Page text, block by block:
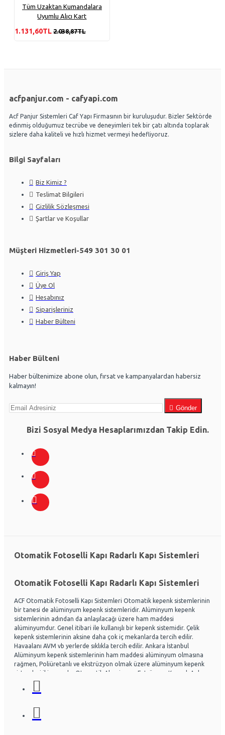
Tüm Uzaktan Kumandalara
Uyumlu Alıcı Kart
1.131,60TL 2.038,87TL
acfpanjur.com - cafyapi.com
Acf Panjur Sistemleri Caf Yapı Firmasının bir kuruluşudur. Bizler Sektörde
edinmiş olduğumuz tecrübe ve deneyimleri tek bir çatı altında toplarak
sizlere daha kaliteli ve hızlı hizmet vermeyi hedefliyoruz.
Bilgi Sayfaları
Biz Kimiz ?
Teslimat Bilgileri
Gizlilik Sözleşmesi
Şartlar ve Koşullar
Müşteri Hizmetleri-549 301 30 01
Giriş Yap
Üye Ol
Hesabınız
Siparişleriniz
Haber Bülteni
Haber Bülteni
Haber bültenimize abone olun, fırsat ve kampanyalardan habersiz
kalmayın!
Gönder
Bizi Sosyal Medya Hesaplarımızdan Takip Edin.
Otomatik Fotoselli Kapı Radarlı Kapı Sistemleri
Otomatik Fotoselli Kapı Radarlı Kapı Sistemleri
ACF Otomatik Fotoselli Kapı Sistemleri Otomatik kepenk sistemlerinin
bir tanesi de alüminyum kepenk sistemleridir. Alüminyum kepenk
sistemlerinin adından da anlaşılacağı üzere ham maddesi
alüminyumdur. Genel itibari ile kullanışlı bir kepenk sistemidir. Çelik
kepenk sistemlerinin aksine daha çok iç mekanlarda tercih edilir.
Havaalanı AVM vb yerlerde sıklıkla tercih edilir. Ankara İstanbul
Alüminyum kepenk sistemlerinin ham maddesi alüminyum olmasına
rağmen, Poliüretanlı ve ekstrüzyon olmak üzere alüminyum kepenk
sistemleri ikiye ayrılır. Otomatik Aluminyum Extrüzyon Kepenk Ankara
ve İstanbul başta olmak üzere Ülke genelinde hayli tercih
edilmektedir. Acf otomatik kapı sistemleri Otomatik kapı radarlı kapı,
ve Cephe sistemleri üzerine uzman ekip yapısıyla Montaj ve arıza
bakım onarım konusunda uzmandır. Ankara İstanbul Otomatik